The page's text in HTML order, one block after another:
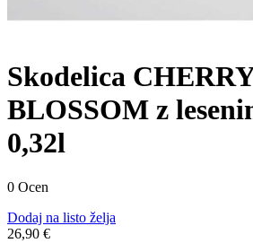
Skodelica
BLOSSOM z
0,32l
0 Ocen
Dodaj na listo želja
26,90 €